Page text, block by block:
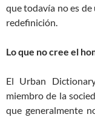
que todavía no es
redefinición.
Lo que no cree el
El Urban
miembro de la
que generalmente